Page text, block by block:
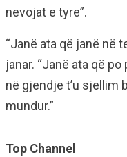
nevojat e tyre”.
“Janë ata që janë në
janar. “Janë ata që
në gjendje t’u sjellim
mundur.”
Top Channel